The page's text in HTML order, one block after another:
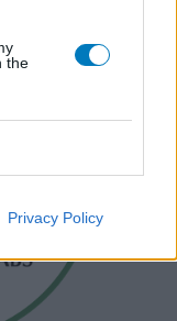
the
Privacy Policy